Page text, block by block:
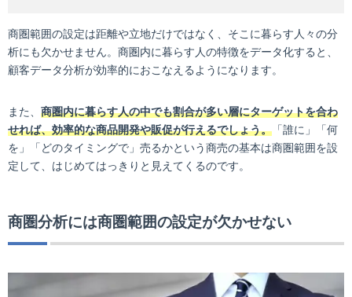
商圏範囲の設定は距離や立地だけではなく、そこに暮らす人々の分
析にも欠かせません。商圏内に暮らす人の特徴をデータ化すると、
顧客データ分析が効率的におこなえるようになります。
また、 商圏内に暮らす人の中でも割合が多い層にターゲットを合わ
せれば、効率的な商品開発や販促が行えるでしょう。 「誰に」「何
を」「どのタイミングで」売るかという商売の基本は商圏範囲を設
定して、はじめてはっきりと見えてくるのです。
商圏分析には商圏範囲の設定が欠かせない